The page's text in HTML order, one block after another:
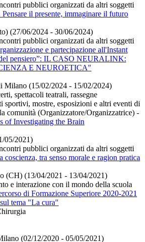
pubblici organizzati da altri soggetti
il presente, immaginare il futuro
(27/06/2024 - 30/06/2024)
pubblici organizzati da altri soggetti
e partecipazione all'Instant
pensiero”: IL CASO NEURALINK:
E NEUROETICA"
Milano (15/02/2024 - 15/02/2024)
spettacoli teatrali, rassegne
sportivi, mostre, esposizioni e altri eventi di
comunità (Organizzatore/Organizzatrice) -
of Investigating the Brain
05/2021)
pubblici organizzati da altri soggetti
coscienza, tra senso morale e ragion pratica
(CH) (13/04/2021 - 13/04/2021)
e interazione con il mondo della scuola
di Formazione Superiore 2020-2021
tema "La cura"
(02/12/2020 - 05/05/2021)